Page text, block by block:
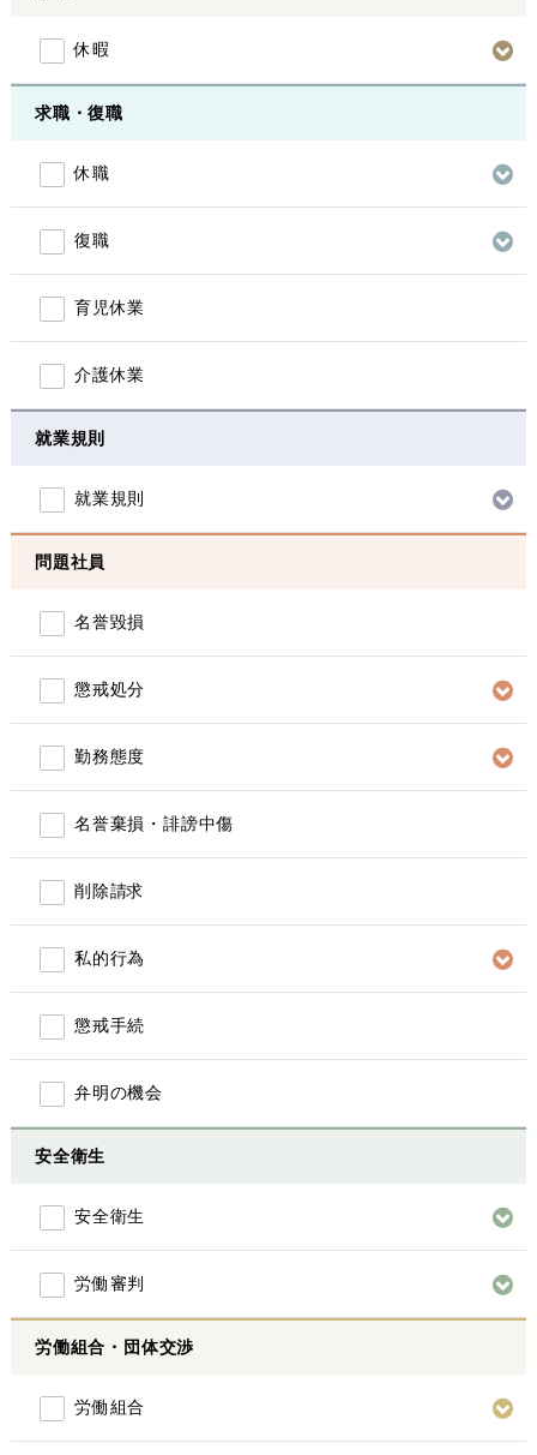
休暇
求職・復職
休職
復職
育児休業
介護休業
就業規則
就業規則
問題社員
名誉毀損
懲戒処分
勤務態度
名誉棄損・誹謗中傷
削除請求
私的行為
懲戒手続
弁明の機会
安全衛生
安全衛生
労働審判
労働組合・団体交渉
労働組合